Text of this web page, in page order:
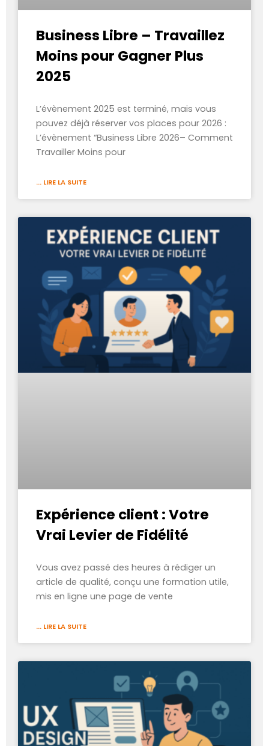
Business Libre – Travaillez
Moins pour Gagner Plus
2025
L’évènement 2025 est terminé, mais vous
pouvez déjà réserver vos places pour 2026 :
L’évènement “Business Libre 2026– Comment
Travailler Moins pour
... LIRE LA SUITE
Expérience client : Votre
Vrai Levier de Fidélité
Vous avez passé des heures à rédiger un
article de qualité, conçu une formation utile,
mis en ligne une page de vente
... LIRE LA SUITE